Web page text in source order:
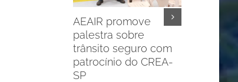
AEAIR promove
palestra sobre
trânsito seguro com
patrocínio do CREA-
SP